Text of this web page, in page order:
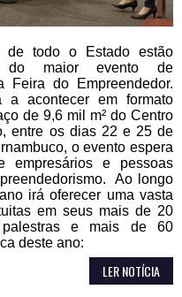
de todo o Estado estão
do maior evento de
Feira do Empreendedor.
acontecer em formato
de 9,6 mil m² do Centro
entre os dias 22 e 25 de
o evento espera
empresários e pessoas
Ao longo
irá oferecer uma vasta
em seus mais de 20
e mais de 60
deste ano:
LER NOTÍCIA